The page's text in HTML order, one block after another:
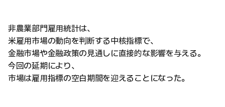
非農業部門雇用統計は、
米雇用市場の動向を判断する中核指標で、
金融市場や金融政策の見通しに直接的な影響を与える。
今回の延期により、
市場は雇用指標の空白期間を迎えることになった。